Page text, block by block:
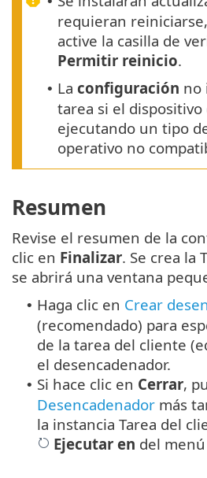
requieran
active la casilla de
Permitir reinicio.
• La configuración no
tarea si el
ejecutando un tipo
operativo no
Resumen
Revise el resumen de la
clic en Finalizar. Se crea la
se abrirá una ventana
• Haga clic en Crear
(recomendado) para
de la tarea del cliente
el desencadenador.
• Si hace clic en Cerrar,
Desencadenador más
la instancia Tarea del
Ejecutar en del